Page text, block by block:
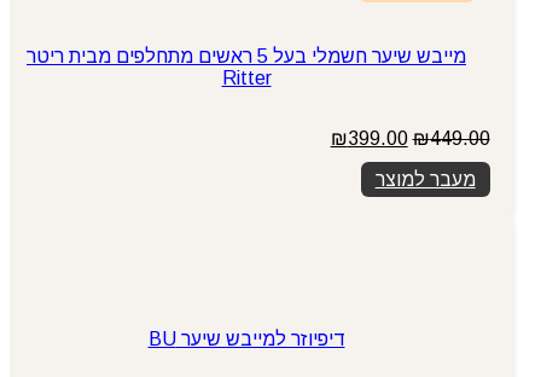
מייבש שיער חשמלי בעל 5 ראשים מתחלפים מבית ריטר
Ritter
₪449.00
המחיר
המקורי
היה:
₪449.00.
₪399.00
מעבר למוצר
דיפיוזר למייבש שיער BU